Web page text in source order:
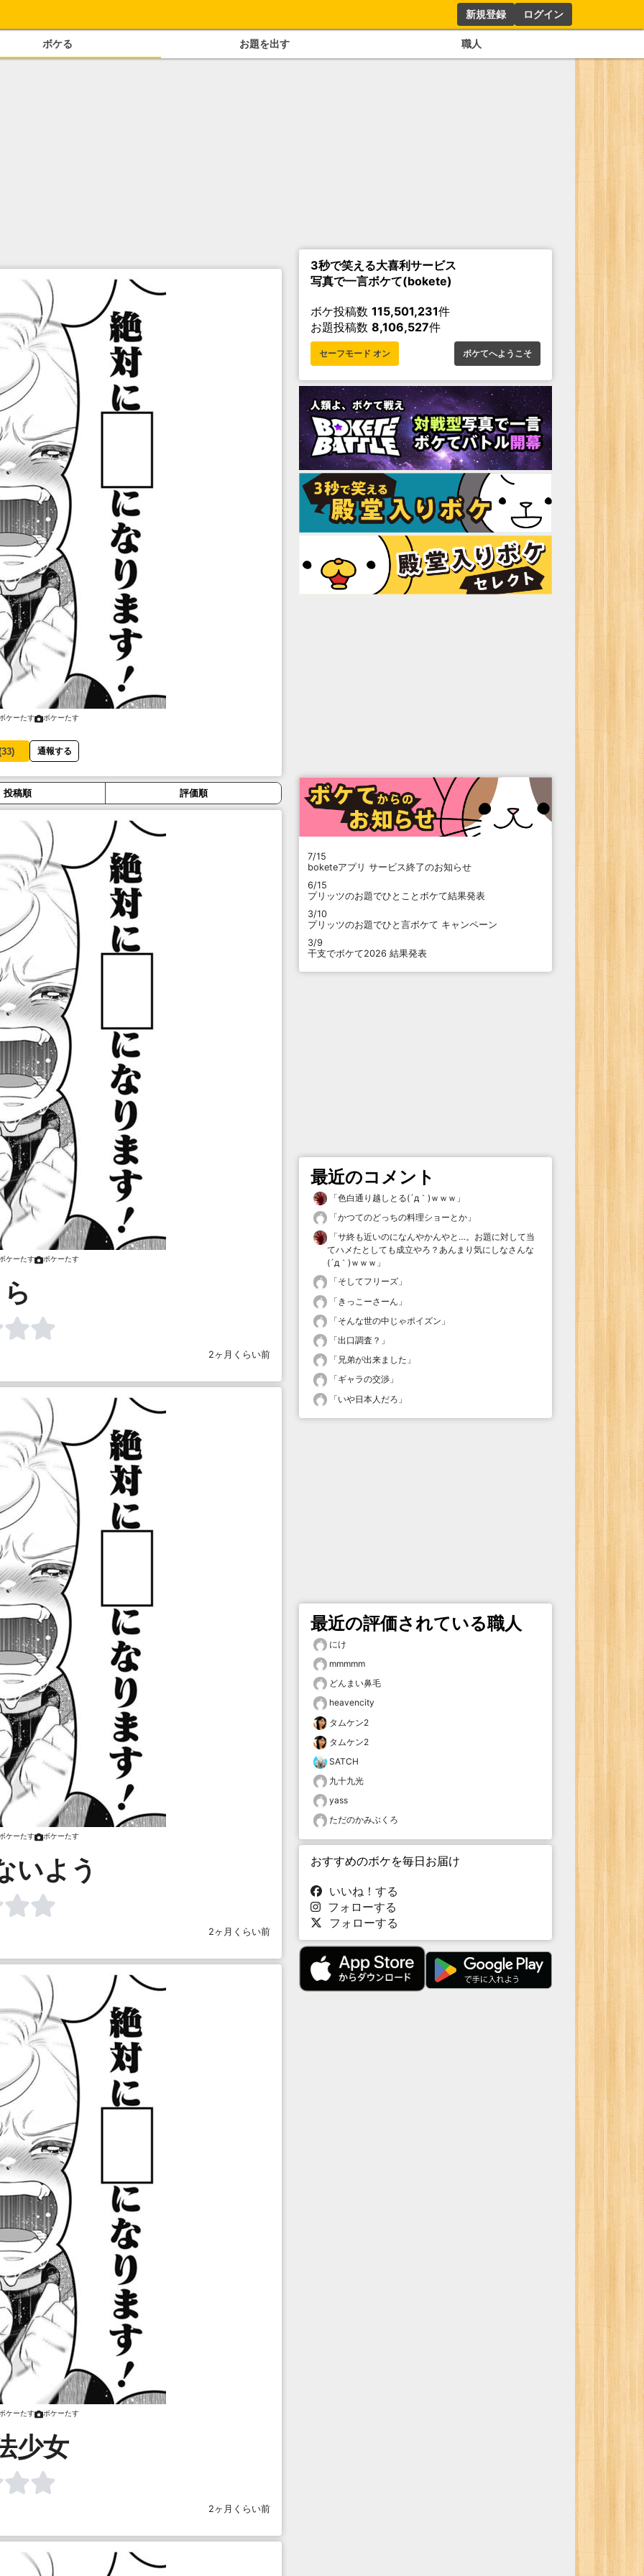
新規登録 ログイン
ボケる お題を出す 職人
ケーたす ボケーたす
33) 通報する
投稿順 評価順
ケーたす ボケーたす
ら
2ヶ月くらい前
ケーたす ボケーたす
いよう
2ヶ月くらい前
ケーたす ボケーたす
少女
2ヶ月くらい前
3秒で笑える大喜利サービス
写真で一言ボケて(bokete)
ボケ投稿数 115,501,231件
お題投稿数 8,106,527件
セーフモード オン ボケてへようこそ
7/15
boketeアプリ サービス終了のお知らせ
6/15
プリッツのお題でひとことボケて結果発表
3/10
プリッツのお題でひと言ボケて キャンペーン
3/9
干支でボケて2026 結果発表
最近のコメント
「色白通り越しとる(´д｀)ｗｗｗ 」
「かつてのどっちの料理ショーとか 」
「サ終も近いのになんやかんやと…。お題に対して当
てハメたとしても成立やろ？あんまり気にしなさんな
(´д｀)ｗｗｗ 」
「そしてフリーズ 」
「 きっこーさーん 」
「そんな世の中じゃポイズン 」
「出口調査？ 」
「 兄弟が出来ました 」
「ギャラの交渉 」
「いや日本人だろ 」
最近の評価されている職人
にけ
mmmmm
どんまい鼻毛
heavencity
タムケン2
タムケン2
SATCH
九十九光
yass
ただのかみぶくろ
おすすめのボケを毎日お届け
いいね！する
フォローする
フォローする